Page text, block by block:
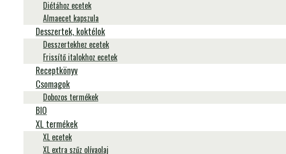
Diétához ecetek
Almaecet kapszula
Desszertek, koktélok
Desszertekhez ecetek
Frissítő italokhoz ecetek
Receptkönyv
Csomagok
Dobozos termékek
BIO
XL termékek
XL ecetek
XL extra szűz olívaolaj